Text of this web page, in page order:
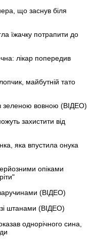
що заснув біля
їжачку потрапити до
лікар попередив
майбутній тато
зеленою вовною (ВІДЕО)
захистити від
яка впустила онука
опіками
(ВІДЕО)
штанами (ВІДЕО)
однорічного сина,